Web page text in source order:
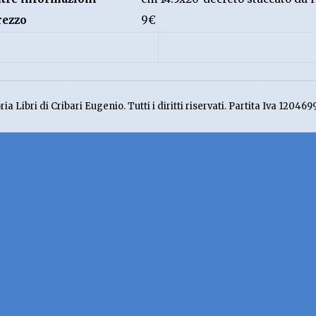
9€
Libri di Cribari Eugenio. Tutti i diritti riservati. Partita Iva